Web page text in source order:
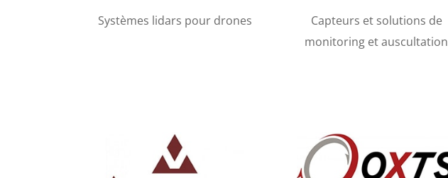
Systèmes lidars pour drones
Capteurs et solutions de
monitoring et auscultation